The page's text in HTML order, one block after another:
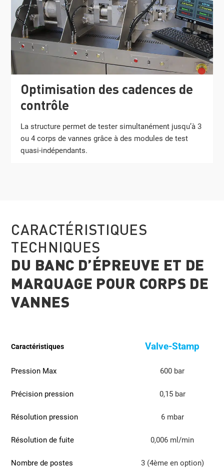
Optimisation des cadences de
contrôle
La structure permet de tester simultanément jusqu’à 3
ou 4 corps de vannes grâce à des modules de test
quasi-indépendants.
CARACTÉRISTIQUES
TECHNIQUES
DU BANC D’ÉPREUVE ET DE
MARQUAGE POUR CORPS DE
VANNES
Caractéristiques Valve-Stamp
Pression Max 600 bar
Précision pression 0,15 bar
Résolution pression 6 mbar
Résolution de fuite 0,006 ml/min
Nombre de postes 3 (4ème en option)